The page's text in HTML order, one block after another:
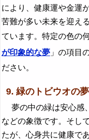
により、健康運や金運
苦難が多い未来を迎え
ています。特定の色の
が印象的な夢 」の項目
ださい。
9. 緑のトビウオの
夢の中の緑は安心感
などの象徴です。そし
たが、心身共に健康で